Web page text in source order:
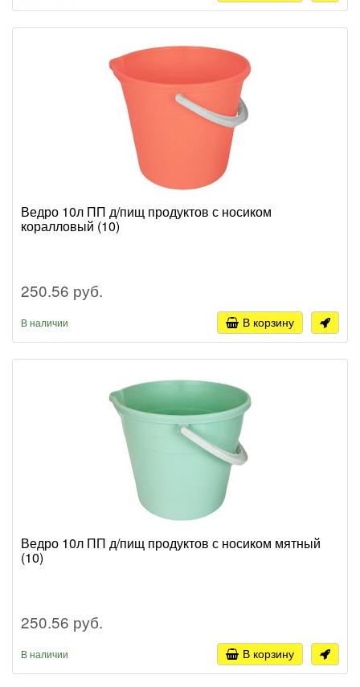
Ведро 10л ПП д/пищ продуктов с носиком
коралловый (10)
250.56 руб.
В наличии В корзину
Ведро 10л ПП д/пищ продуктов с носиком мятный
(10)
250.56 руб.
В наличии В корзину